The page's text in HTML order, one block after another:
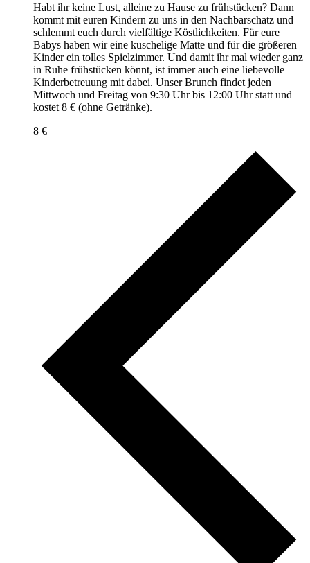
Habt ihr keine Lust, alleine zu Hause zu frühstücken? Dann
kommt mit euren Kindern zu uns in den Nachbarschatz und
schlemmt euch durch vielfältige Köstlichkeiten. Für eure
Babys haben wir eine kuschelige Matte und für die größeren
Kinder ein tolles Spielzimmer. Und damit ihr mal wieder ganz
in Ruhe frühstücken könnt, ist immer auch eine liebevolle
Kinderbetreuung mit dabei. Unser Brunch findet jeden
Mittwoch und Freitag von 9:30 Uhr bis 12:00 Uhr statt und
kostet 8 € (ohne Getränke).
8 €